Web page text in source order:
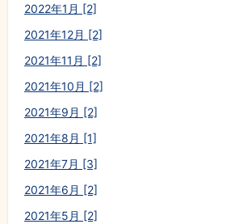
2022年1月 [2]
2021年12月 [2]
2021年11月 [2]
2021年10月 [2]
2021年9月 [2]
2021年8月 [1]
2021年7月 [3]
2021年6月 [2]
2021年5月 [2]